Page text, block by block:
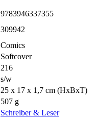
9783946337355
309942
Comics
Softcover
216
s/w
25 x 17 x 1,7 cm (HxBxT)
507 g
Schreiber & Leser